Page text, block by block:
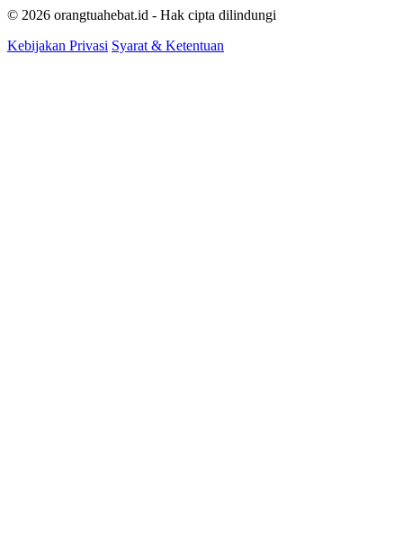
© 2026 orangtuahebat.id - Hak cipta dilindungi
Kebijakan Privasi Syarat & Ketentuan